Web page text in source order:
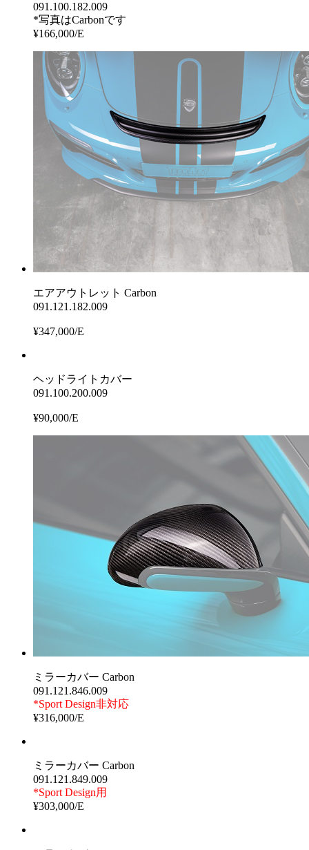
091.100.182.009
*写真はCarbonです
¥166,000/E
エアアウトレット Carbon
091.121.182.009
¥347,000/E
ヘッドライトカバー
091.100.200.009
¥90,000/E
ミラーカバー Carbon
091.121.846.009
*Sport Design非対応
¥316,000/E
ミラーカバー Carbon
091.121.849.009
*Sport Design用
¥303,000/E